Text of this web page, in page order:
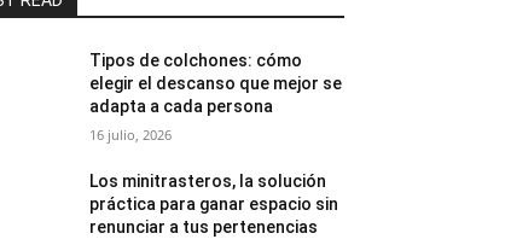
Tipos de colchones: cómo
elegir el descanso que mejor se
adapta a cada persona
16 julio, 2026
Los minitrasteros, la solución
práctica para ganar espacio sin
renunciar a tus pertenencias